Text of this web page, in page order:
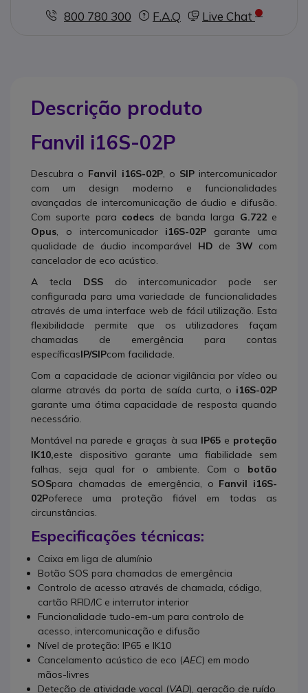
800 780 300
F.A.Q Live Chat
Descrição produto
Fanvil i16S-02P
Descubra o Fanvil i16S-02P, o SIPintercomunicador
com um design moderno e funcionalidades
avançadas de intercomunicação de áudio e difusão.
Com suporte para codecs de banda larga G.722 e
Opus , o intercomunicador i16S-02P garante uma
qualidade de áudio incomparável HD de 3W com
cancelador de eco acústico.
A tecla DSS do intercomunicador pode ser
configurada para uma variedade de funcionalidades
através de uma interface web de fácil utilização. Esta
flexibilidade permite que os utilizadores façam
chamadas de emergência para contas
específicasIP/SIPcom facilidade.
Com a capacidade de acionar vigilância por vídeo ou
alarme através da porta de saída curta, o i16S-02P
garante uma ótima capacidade de resposta quando
necessário.
Montável na parede e graças à sua IP65 e proteção
IK10,este dispositivo garante uma fiabilidade sem
falhas, seja qual for o ambiente. Com o botão
SOSpara chamadas de emergência, o Fanvil i16S-
02Poferece uma proteção fiável em todas as
circunstâncias.
Especificações técnicas:
Caixa em liga de alumínio
Botão SOS para chamadas de emergência
Controlo de acesso através de chamada, código,
cartão RFID/IC e interrutor interior
Funcionalidade tudo-em-um para controlo de
acesso, intercomunicação e difusão
Nível de proteção: IP65 e IK10
Cancelamento acústico de eco (AEC) em modo
mãos-livres
Deteção de atividade vocal (VAD), geração de ruído